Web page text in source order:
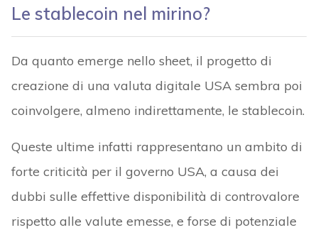
Le stablecoin nel mirino?
Da quanto emerge nello sheet, il progetto di
creazione di una valuta digitale USA sembra poi
coinvolgere, almeno indirettamente, le stablecoin.
Queste ultime infatti rappresentano un ambito di
forte criticità per il governo USA, a causa dei
dubbi sulle effettive disponibilità di controvalore
rispetto alle valute emesse, e forse di potenziale